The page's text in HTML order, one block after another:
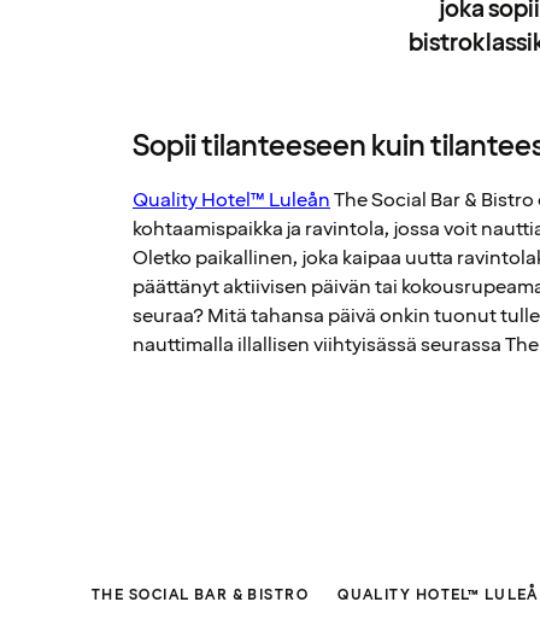
joka
Sopii tilanteeseen kuin
Quality Hotel™ LuleånThe Social Bar &
kohtaamispaikka ja ravintola, jossa voit
Oletko paikallinen, joka kaipaa uutta
päättänyt aktiivisen päivän tai
seuraa? Mitä tahansa päivä onkin tuonut
nauttimalla illallisen viihtyisässä seurassa
THE SOCIAL BAR & BISTRO
QUALITY HOTEL™ LULEÅ